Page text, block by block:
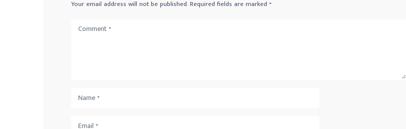
Your email address will not be published.Required fields are marked *